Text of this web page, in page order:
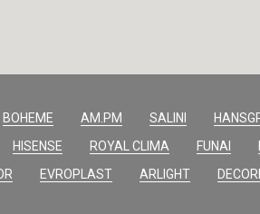
BOHEME AM.PM SALINI
HISENSE ROYAL CLIMA FUNAI
EVROPLAST ARLIGHT